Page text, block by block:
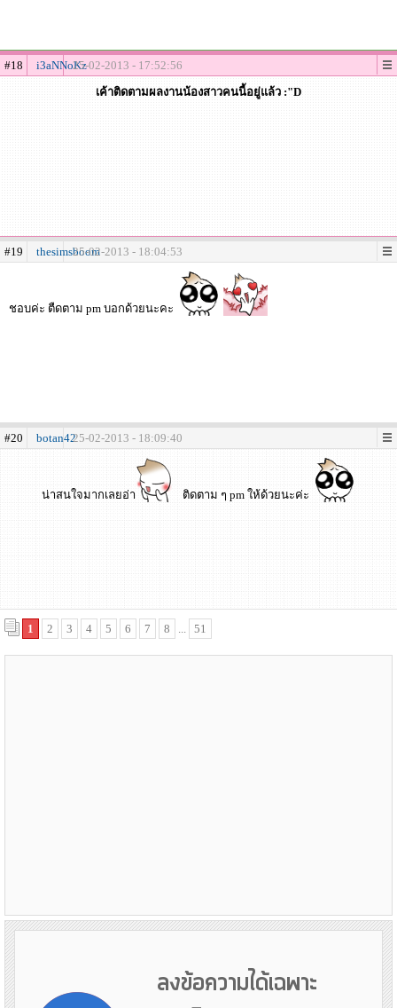
#18 i3aNNoKz25-02-2013 - 17:52:56
เค้าติดตามผลงานน้องสาวคนนี้อยู่แล้ว :"D
#19 thesimsboom25-02-2013 - 18:04:53
ชอบค่ะ ตืดตาม pm บอกด้วยนะคะ
#20 botan4225-02-2013 - 18:09:40
น่าสนใจมากเลยอ่า ติดตาม ๆ pm ให้ด้วยนะค่ะ
1 2 3 4 5 6 7 8 ... 51
ลงข้อความได้เฉพาะ